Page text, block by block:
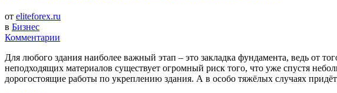
от eliteforex.ru
в Бизнес
Комментарии
Для любого здания наиболее важный этап – это закладка фундамента, ведь от
неподходящих материалов существует огромный риск того, что уже спустя
дорогостоящие работы по укреплению здания. А в особо тяжёлых случаях